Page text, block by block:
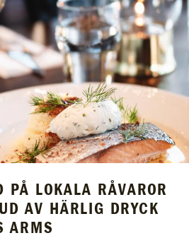
PÅ LOKALA RÅVAROR
AV HÄRLIG DRYCK
ARMS